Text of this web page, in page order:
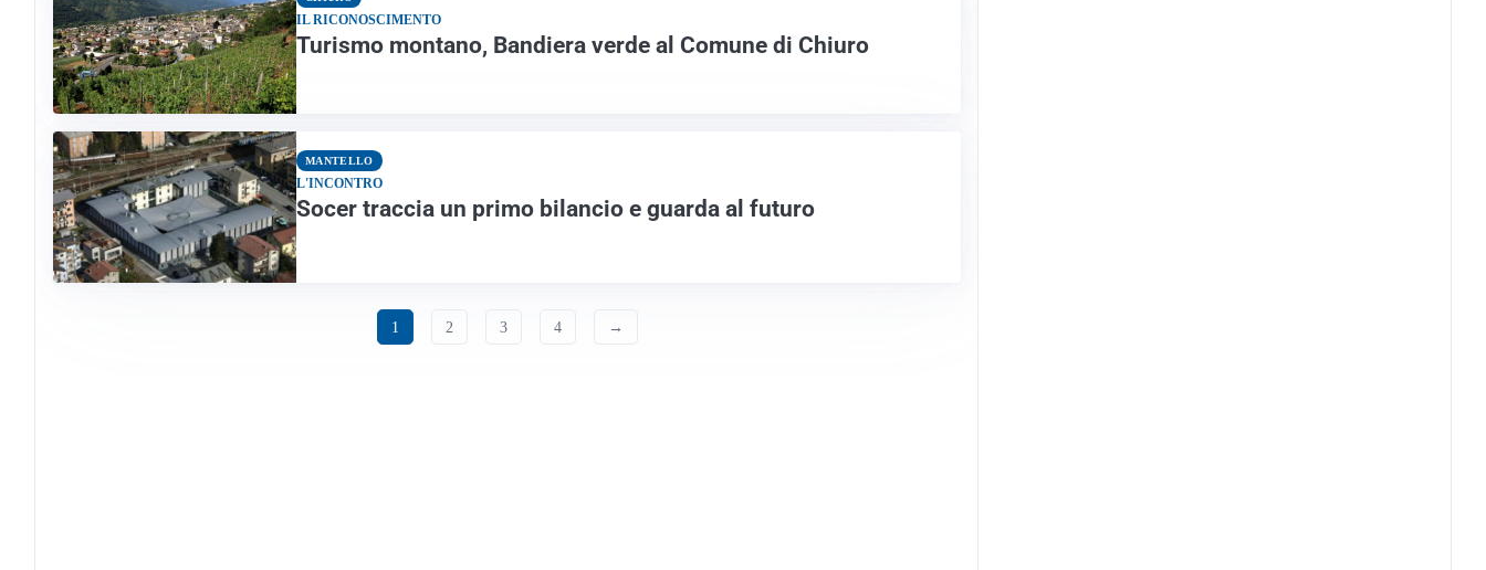
IL RICONOSCIMENTO
Turismo montano, Bandiera verde al Comune di Chiuro
MANTELLO
L'INCONTRO
Socer traccia un primo bilancio e guarda al futuro
1 2 3 4 →